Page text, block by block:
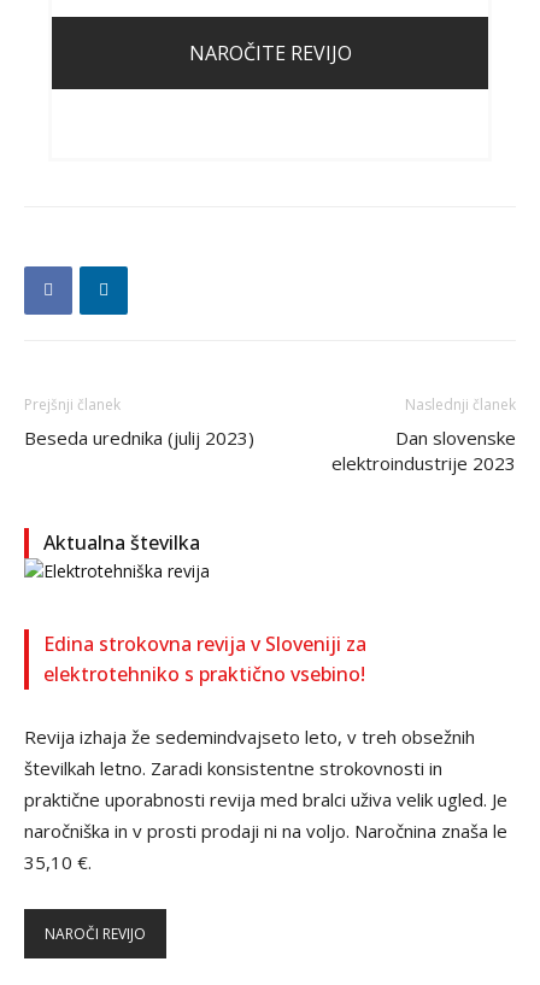
NAROČITE REVIJO
Prejšnji članek
Beseda urednika (julij 2023)
Naslednji članek
Dan slovenske
elektroindustrije 2023
Aktualna številka
Edina strokovna revija v Sloveniji za
elektrotehniko s praktično vsebino!
Revija izhaja že sedemindvajseto leto, v treh obsežnih
številkah letno. Zaradi konsistentne strokovnosti in
praktične uporabnosti revija med bralci uživa velik ugled. Je
naročniška in v prosti prodaji ni na voljo. Naročnina znaša le
35,10 €.
NAROČI REVIJO